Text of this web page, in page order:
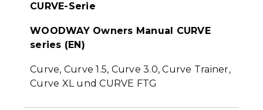
CURVE-Serie
WOODWAY Owners Manual CURVE
series (EN)
Curve, Curve 1.5, Curve 3.0, Curve Trainer,
Curve XL und CURVE FTG